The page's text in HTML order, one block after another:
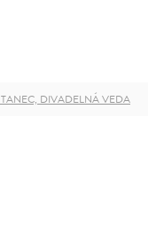
DIVADELNÁ VEDA